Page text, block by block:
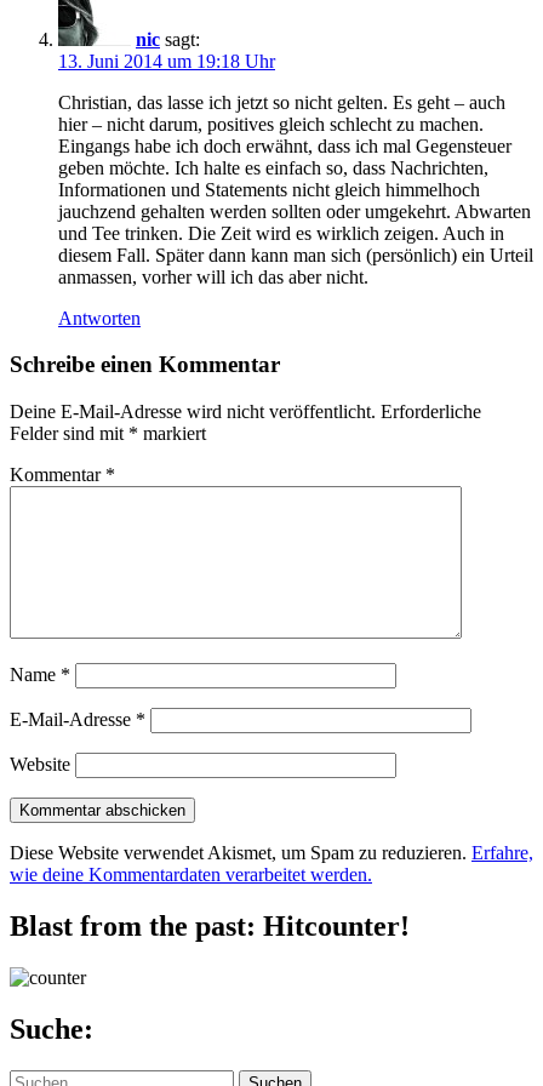
nic sagt:
13. Juni 2014 um 19:18 Uhr
Christian, das lasse ich jetzt so nicht gelten. Es geht – auch
hier – nicht darum, positives gleich schlecht zu machen.
Eingangs habe ich doch erwähnt, dass ich mal Gegensteuer
geben möchte. Ich halte es einfach so, dass Nachrichten,
Informationen und Statements nicht gleich himmelhoch
jauchzend gehalten werden sollten oder umgekehrt. Abwarten
und Tee trinken. Die Zeit wird es wirklich zeigen. Auch in
diesem Fall. Später dann kann man sich (persönlich) ein Urteil
anmassen, vorher will ich das aber nicht.
Antworten
Schreibe einen Kommentar
Deine E-Mail-Adresse wird nicht veröffentlicht. Erforderliche
Felder sind mit * markiert
Kommentar *
Name *
E-Mail-Adresse *
Website
Diese Website verwendet Akismet, um Spam zu reduzieren. Erfahre,
wie deine Kommentardaten verarbeitet werden.
Blast from the past: Hitcounter!
Suche:
Suchen